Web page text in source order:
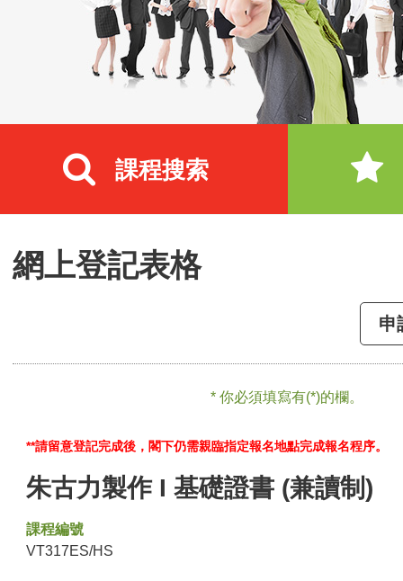
課程搜索
網上登記表格
申
* 你必須填寫有(*)的欄。
**請留意登記完成後，閣下仍需親臨指定報名地點完成報名程序。
朱古力製作 I 基礎證書 (兼讀制)
課程編號
VT317ES/HS